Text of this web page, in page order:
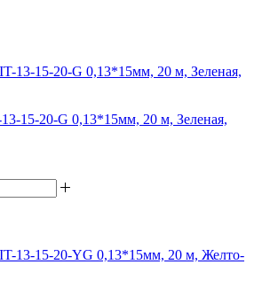
15-20-G 0,13*15мм, 20 м, Зеленая,